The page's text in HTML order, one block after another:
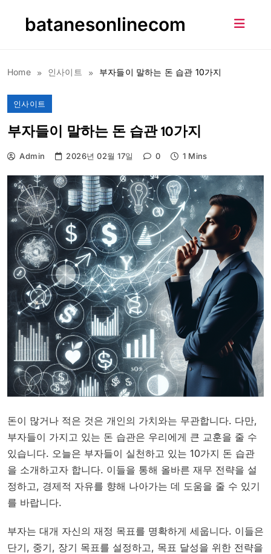
batanesonlinecom
Home 인사이트 부자들이 말하는 돈 습관 10가지
인사이트
부자들이 말하는 돈 습관 10가지
Admin 2026년 02월 17일 0 1 Mins
돈이 많거나 적은 것은 개인의 가치와는 무관합니다. 다만,
부자들이 가지고 있는 돈 습관은 우리에게 큰 교훈을 줄 수
있습니다. 오늘은 부자들이 실천하고 있는 10가지 돈 습관
을 소개하고자 합니다. 이들을 통해 올바른 재무 전략을 설
정하고, 경제적 자유를 향해 나아가는 데 도움을 줄 수 있기
를 바랍니다.
부자는 대개 자신의 재정 목표를 명확하게 세웁니다. 이들은
단기, 중기, 장기 목표를 설정하고, 목표 달성을 위한 전략을